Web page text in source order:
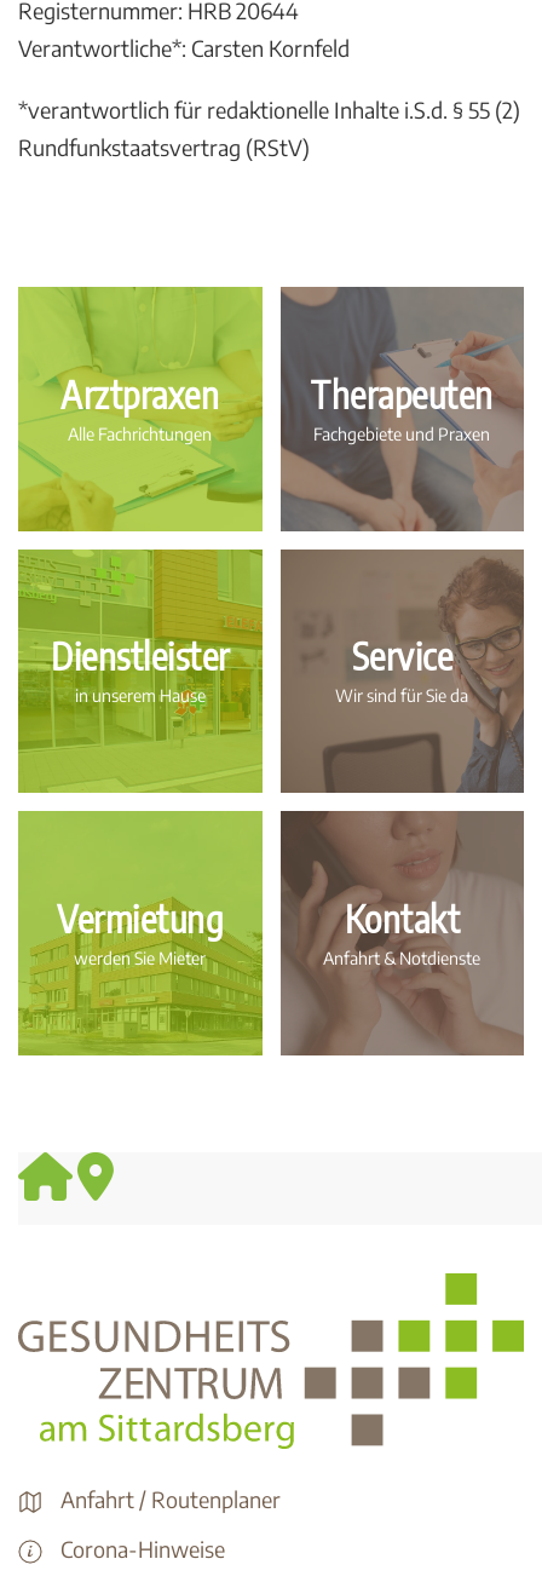
Registernummer: HRB 20644
Verantwortliche*: Carsten Kornfeld
*verantwortlich für redaktionelle Inhalte i.S.d. § 55 (2)
Rundfunkstaatsvertrag (RStV)
Arztpraxen
Alle Fachrichtungen
Therapeuten
Fachgebiete und Praxen
Dienstleister
in unserem Hause
Service
Wir sind für Sie da
Vermietung
werden Sie Mieter
Kontakt
Anfahrt & Notdienste
Anfahrt / Routenplaner
Corona-Hinweise